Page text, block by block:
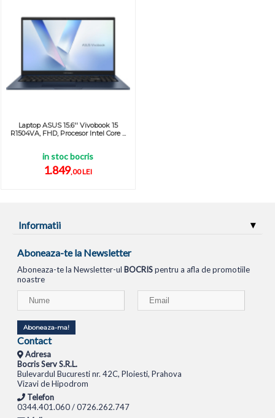
Laptop ASUS 15.6'' Vivobook 15
R1504VA, FHD, Procesor Intel Core ...
in stoc bocris
1.849,00 LEI
Informatii
Aboneaza-te la Newsletter
Aboneaza-te la Newsletter-ul BOCRISpentru a afla de promotiile
noastre
Aboneaza-ma!
Contact
Adresa
Bocris Serv S.R.L.
Bulevardul Bucuresti nr. 42C, Ploiesti, Prahova
Vizavi de Hipodrom
Telefon
0344.401.060 / 0726.262.747